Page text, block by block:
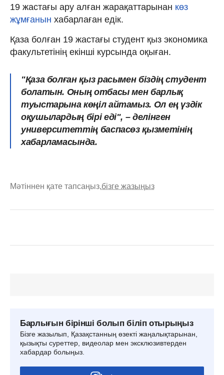
19 жастағы ару алған жарақаттарынан көз
жұмғанын хабарлаған едік.
Қаза болған 19 жастағы студент қыз экономика
факультетінің екінші курсында оқыған.
"Қаза болған қыз расымен біздің студент
болатын. Оның отбасы мен барлық
туыстарына көңіл айтамыз. Ол ең үздік
оқушылардың бірі еді", – делінген
университеттің баспасөз қызметінің
хабарламасында.
Мәтіннен қате тапсаңыз,бізге жазыңыз
Барлығын бірінші болып біліп отырыңыз
Бізге жазылып, Қазақстанның өзекті жаңалықтарынан,
қызықты суреттер, видеолар мен эксклюзивтерден
хабардар болыңыз.